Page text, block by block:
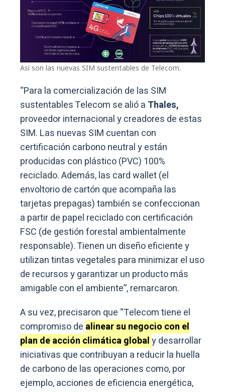
Así son las nuevas SIM sustentables de Telecom.
“Para la comercialización de las SIM
sustentables Telecom se alió a Thales,
proveedor internacional y creadores de estas
SIM. Las nuevas SIM cuentan con
certificación carbono neutral y están
producidas con plástico (PVC) 100%
reciclado. Además, las card wallet (el
envoltorio de cartón que acompaña las
tarjetas prepagas) también se confeccionan
a partir de papel reciclado con certificación
FSC (de gestión forestal ambientalmente
responsable). Tienen un diseño eficiente y
utilizan tintas vegetales para minimizar el uso
de recursos y garantizar un producto más
amigable con el ambiente”, remarcaron.
A su vez, precisaron que “Telecom tiene el
compromiso de alinear su negocio con el
plan de acción climática globaly desarrollar
iniciativas que contribuyan a reducir la huella
de carbono de las operaciones como, por
ejemplo, acciones de eficiencia energética,